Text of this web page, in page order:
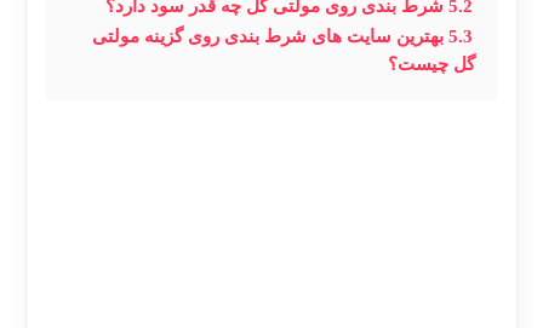
5.2 شرط بندی روی مولتی گل چه قدر سود دارد؟
5.3 بهترین سایت های شرط بندی روی گزینه مولتی
گل چیست؟